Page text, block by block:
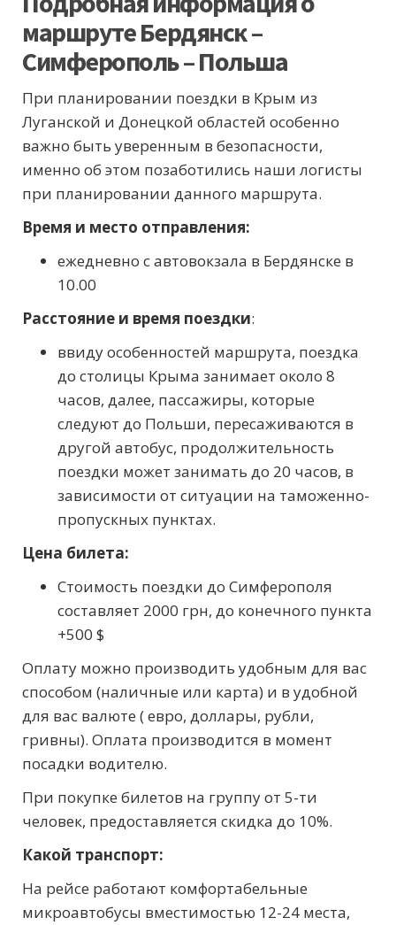
маршруте Бердянск –
Симферополь – Польша
При планировании поездки в Крым из
Луганской и Донецкой областей особенно
важно быть уверенным в безопасности,
именно об этом позаботились наши логисты
при планировании данного маршрута.
Время и место отправления:
ежедневно с автовокзала в Бердянске в
10.00
Расстояние и время поездки:
ввиду особенностей маршрута, поездка
до столицы Крыма занимает около 8
часов, далее, пассажиры, которые
следуют до Польши, пересаживаются в
другой автобус, продолжительность
поездки может занимать до 20 часов, в
зависимости от ситуации на таможенно-
пропускных пунктах.
Цена билета:
Стоимость поездки до Симферополя
составляет 2000 грн, до конечного пункта
+500 $
Оплату можно производить удобным для вас
способом (наличные или карта) и в удобной
для вас валюте ( евро, доллары, рубли,
гривны). Оплата производится в момент
посадки водителю.
При покупке билетов на группу от 5-ти
человек, предоставляется скидка до 10%.
Какой транспорт:
На рейсе работают комфортабельные
микроавтобусы вместимостью 12-24 места,